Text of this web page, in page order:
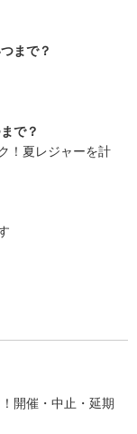
まで？
で？
！夏レジャーを計
開催・中止・延期